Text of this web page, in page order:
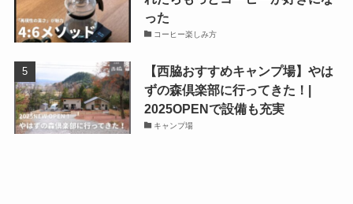
った
コーヒー楽しみ方
【西脇おすすめキャンプ場】やは
ずの森倶楽部に行ってきた！|
2025OPENで設備も充実
キャンプ場